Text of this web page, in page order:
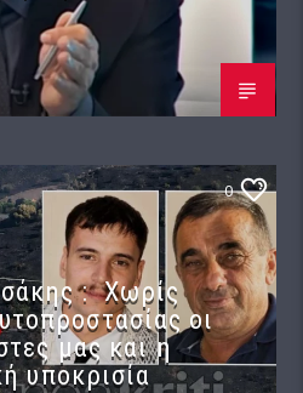
0
: Χωρίς
οι
μας και η
υποκρισία